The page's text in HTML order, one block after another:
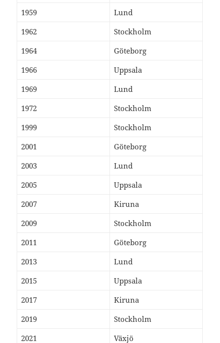
1959
Lund
1962
Stockholm
1964
Göteborg
1966
Uppsala
1969
Lund
1972
Stockholm
1999
Stockholm
2001
Göteborg
2003
Lund
2005
Uppsala
2007
Kiruna
2009
Stockholm
2011
Göteborg
2013
Lund
2015
Uppsala
2017
Kiruna
2019
Stockholm
2021
Växjö